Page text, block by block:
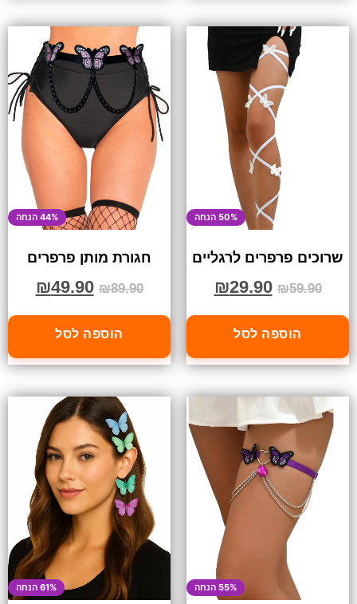
50% הנחה
שרוכים פרפרים לרגליים
₪59.90
₪29.90
הוספה לסל
44% הנחה
חגורת מותן פרפרים
₪89.90
₪49.90
הוספה לסל
55% הנחה 61% הנחה